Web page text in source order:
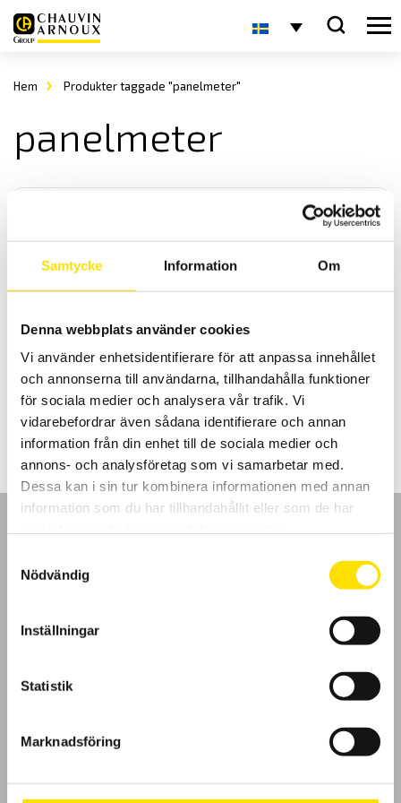
Samtycke Information Om
Denna webbplats använder cookies
Vi använder enhetsidentifierare för att anpassa innehållet
och annonserna till användarna, tillhandahålla funktioner
för sociala medier och analysera vår trafik. Vi
vidarebefordrar även sådana identifierare och annan
information från din enhet till de sociala medier och
annons- och analysföretag som vi samarbetar med.
Dessa kan i sin tur kombinera informationen med annan
information som du har tillhandahållit eller som de har
Nödvändig
Inställningar
Statistik
Marknadsföring
Hem Produkter taggade "panelmeter"
panelmeter
Analoga panelinstrument
Vi levererar analoga panelinstrument i storlek enligt DIN-norm,
både enstaka samt i större antal för ert projekt.
LÄS MER